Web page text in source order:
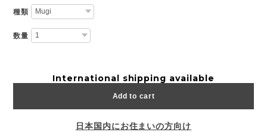
種類
数量
International shipping available
Add to cart
日本国内にお住まいの方向け